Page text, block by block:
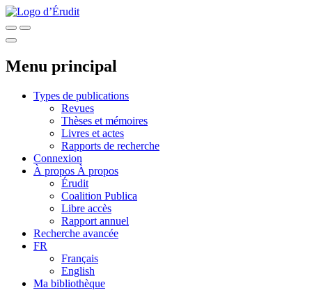
Menu principal
Types de publications
Revues
Thèses et mémoires
Livres et actes
Rapports de recherche
Connexion
À propos À propos
Érudit
Coalition Publica
Libre accès
Rapport annuel
Recherche avancée
FR
Français
English
Ma bibliothèque